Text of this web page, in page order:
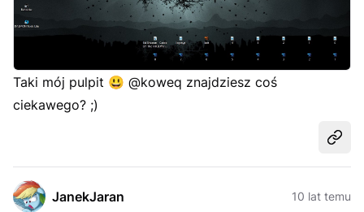
Taki mój pulpit 😃 @koweq znajdziesz coś
ciekawego? ;)
JanekJaran 10 lat temu